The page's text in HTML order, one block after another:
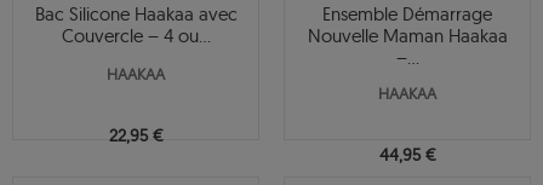
Bac Silicone Haakaa avec
Couvercle – 4 ou...
HAAKAA
22,95 €
Ensemble Démarrage
Nouvelle Maman Haakaa
–...
HAAKAA
44,95 €